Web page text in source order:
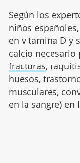
Según los
niños
en vitamina D y
calcio
fracturas,
huesos,
musculares,
en la sangre) en